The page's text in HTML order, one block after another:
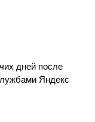
дней после
Яндекс